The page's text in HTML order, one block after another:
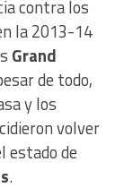
contra los
la 2013-14
Grand
de todo,
y los
volver
estado de
.